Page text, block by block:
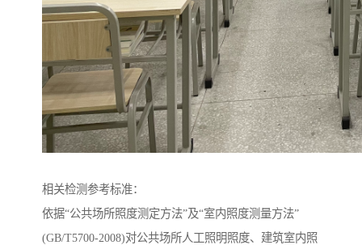
相关检测参考标准：
依据“公共场所照度测定方法”及“室内照度测量方法”
(GB/T5700-2008)对公共场所人工照明照度、建筑室内照